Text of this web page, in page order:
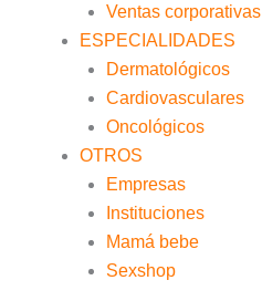
Ventas corporativas
ESPECIALIDADES
Dermatológicos
Cardiovasculares
Oncológicos
OTROS
Empresas
Instituciones
Mamá bebe
Sexshop